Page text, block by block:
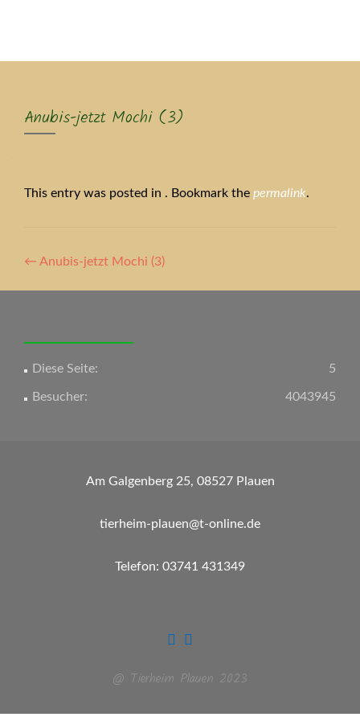
Anubis-jetzt Mochi (3)
This entry was posted in . Bookmark the permalink.
Artikel-
Navigation
← Anubis-jetzt Mochi (3)
5
Diese Seite:
4043945
Besucher:
Am Galgenberg 25, 08527 Plauen
tierheim-plauen@t-online.de
Telefon: 03741 431349
@ Tierheim Plauen 2023